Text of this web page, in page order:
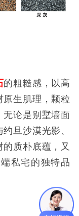
的粗糙感，以高
生肌理，颗粒
论是别墅墙面
旦沙漠光影、
质朴底蕴，又
私宅的独特品